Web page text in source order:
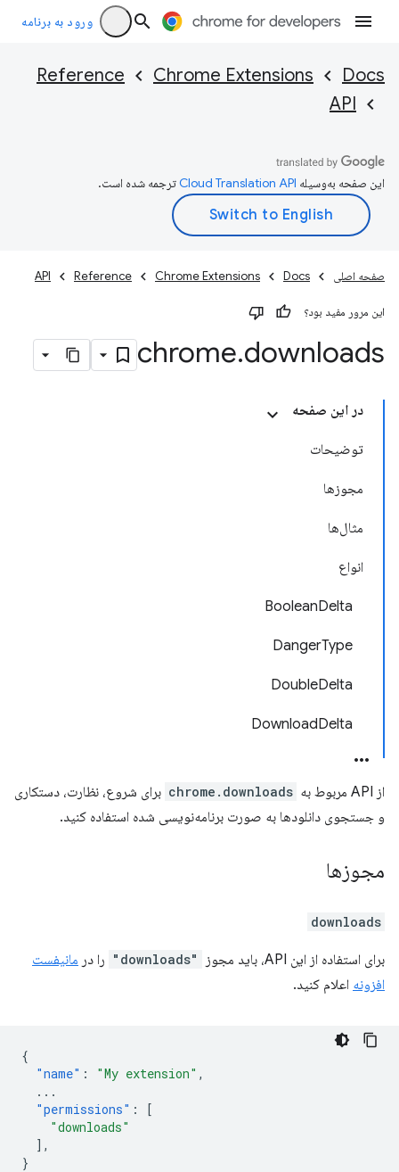
ورود به برنامه
Docs
Chrome Extensions
Reference
API
این صفحه به‌وسیله ترجمه شده است.
صفحه اصلی Docs
Chrome Extensions
Reference
API
این مرور مفید بود؟
chrome.downloads
در این صفحه
توضیحات
مجوزها
مثال‌ها
انواع
BooleanDelta
DangerType
DoubleDelta
DownloadDelta
از API مربوط به chrome.downloads برای شروع، نظارت، دستکاری
و جستجوی دانلودها به صورت برنامه‌نویسی شده استفاده کنید.
مجوزها
downloads
برای استفاده از این API، باید مجوز "downloads" را در مانیفست
افزونه اعلام کنید.
{
"name" : "My extension" ,
...
"permissions" :
[
"downloads"
],
}